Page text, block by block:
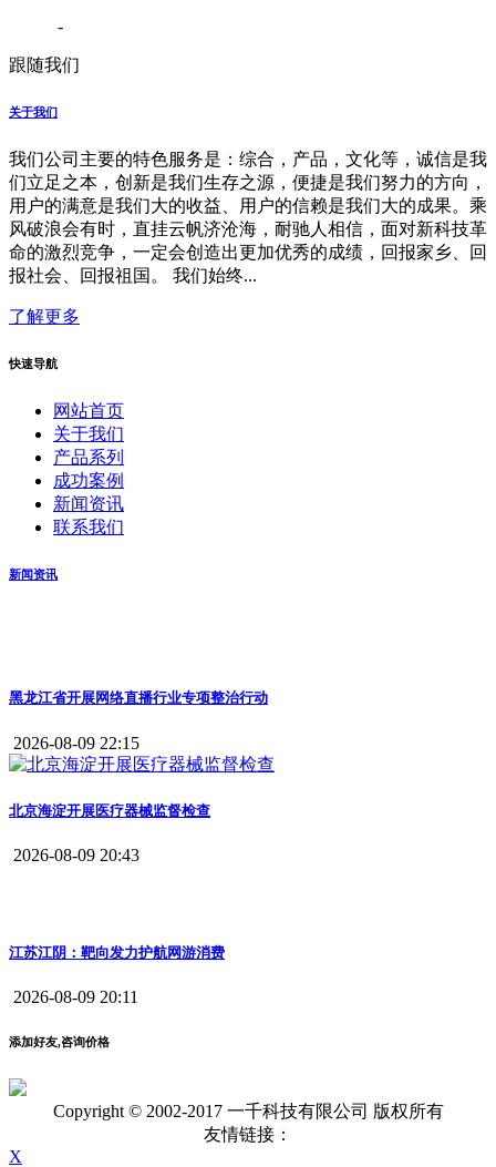
-
跟随我们
关于我们
我们公司主要的特色服务是：综合，产品，文化等，诚信是我
们立足之本，创新是我们生存之源，便捷是我们努力的方向，
用户的满意是我们大的收益、用户的信赖是我们大的成果。乘
风破浪会有时，直挂云帆济沧海，耐驰人相信，面对新科技革
命的激烈竞争，一定会创造出更加优秀的成绩，回报家乡、回
报社会、回报祖国。 我们始终...
了解更多
快速导航
网站首页
关于我们
产品系列
成功案例
新闻资讯
联系我们
新闻资讯
黑龙江省开展网络直播行业专项整治行动
2026-08-09 22:15
北京海淀开展医疗器械监督检查
2026-08-09 20:43
江苏江阴：靶向发力护航网游消费
2026-08-09 20:11
添加好友,咨询价格
Copyright © 2002-2017 一千科技有限公司 版权所有
友情链接：
X